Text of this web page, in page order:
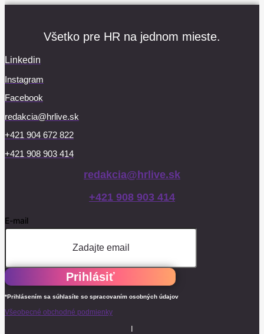
Všetko pre HR na jednom mieste.
Linkedin
Instagram
Facebook
redakcia@hrlive.sk
+421 904 672 822
+421 908 903 414
redakcia@hrlive.sk
+421 908 903 414
E-mail
Prihlásiť
*Prihlásením sa súhlasíte so spracovaním osobných údajov
Všeobecné obchodné podmienky